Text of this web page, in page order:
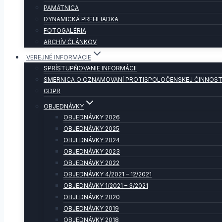
PAMÄTNICA
DYNAMICKÁ PREHLIADKA
FOTOGALÉRIA
ARCHÍV ČLÁNKOV
VEREJNÉ INFORMÁCIE
SPRÍSTUPŇOVANIE INFORMÁCII
SMERNICA O OZNAMOVANÍ PROTISPOLOČENSKEJ
GDPR
OBJEDNÁVKY
OBJEDNÁVKY 2026
OBJEDNÁVKY 2025
OBJEDNÁVKY 2024
OBJEDNÁVKY 2023
OBJEDNÁVKY 2022
OBJEDNÁVKY 4/2021 – 12/2021
OBJEDNÁVKY 1/2021 – 3/2021
OBJEDNÁVKY 2020
OBJEDNÁVKY 2019
OBJEDNÁVKY 2018